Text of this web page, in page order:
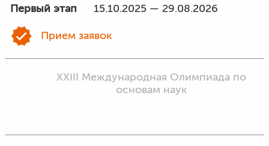
Первый этап 15.10.2025 — 29.08.2026
Прием заявок
XXIII Международная Олимпиада по
основам наук